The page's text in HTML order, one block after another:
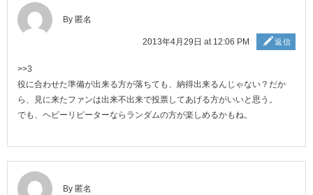
By 匿名
2013年4月29日 at 12:06 PM 返信
>>3
役に合わせた準備が出来る方が落ちても、納得出来るんじゃない？だか
ら、見に来たファンは出来不出来で投票してあげる方がいいと思う。
でも、ヘビーリピーターならランダムの方が楽しめるかもね。
By 匿名